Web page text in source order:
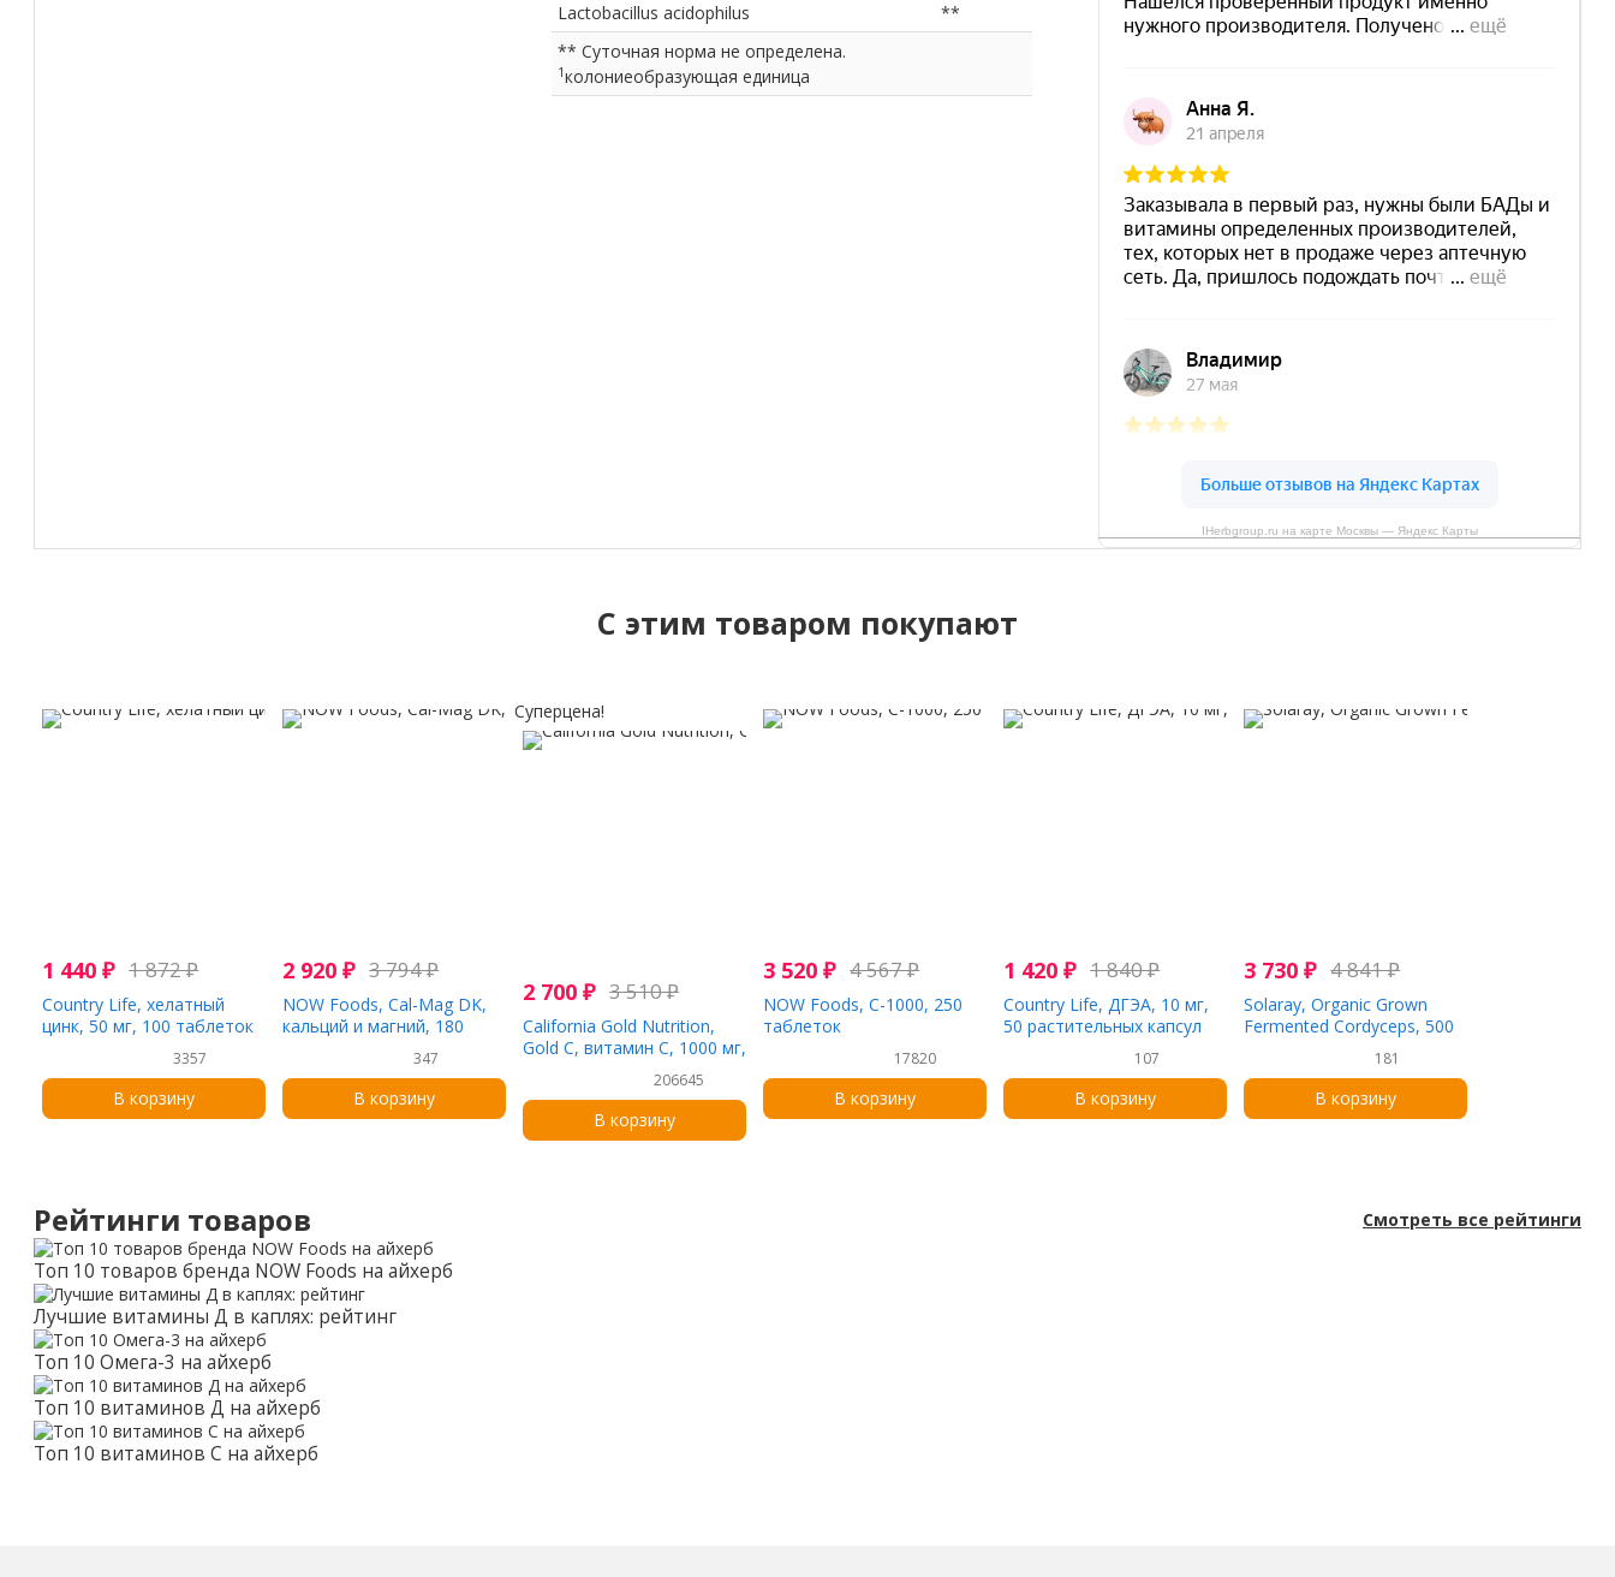
Lactobacillus acidophilus
**
** Суточная норма не определена.
1колониеобразующая единица
IHerbgroup.ru на карте Москвы — Яндекс Карты
C этим товаром покупают
1 440 ₽ 1 872₽
Country Life, хелатный
цинк, 50 мг, 100 таблеток
3357
В корзину
2 920 ₽ 3 794₽
NOW Foods, Cal-Mag DK,
кальций и магний, 180
347
В корзину
Суперцена!
2 700 ₽ 3 510₽
California Gold Nutrition,
Gold C, витамин C, 1000 мг,
206645
В корзину
3 520 ₽ 4 567₽
NOW Foods, C-1000, 250
таблеток
17820
В корзину
1 420 ₽ 1 840₽
Country Life, ДГЭА, 10 мг,
50 растительных капсул
107
В корзину
3 730 ₽ 4 841₽
Solaray, Organic Grown
Fermented Cordyceps, 500
181
В корзину
Рейтинги товаров Смотреть все рейтинги
Топ 10 товаров бренда NOW Foods на айхерб
Лучшие витамины Д в каплях: рейтинг
Топ 10 Омега-3 на айхерб
Топ 10 витаминов Д на айхерб
Топ 10 витаминов С на айхерб